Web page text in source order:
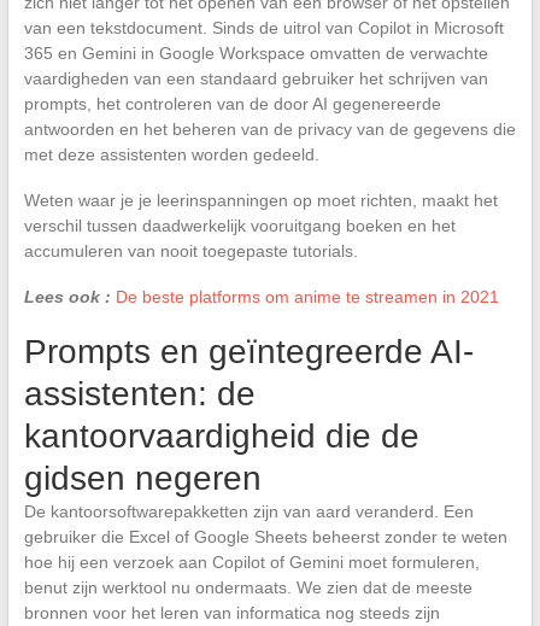
van een tekstdocument. Sinds de uitrol van Copilot in Microsoft
365 en Gemini in Google Workspace omvatten de verwachte
vaardigheden van een standaard gebruiker het schrijven van
prompts, het controleren van de door AI gegenereerde
antwoorden en het beheren van de privacy van de gegevens die
met deze assistenten worden gedeeld.
Weten waar je je leerinspanningen op moet richten, maakt het
verschil tussen daadwerkelijk vooruitgang boeken en het
accumuleren van nooit toegepaste tutorials.
Lees ook : De beste platforms om anime te streamen in 2021
Prompts en geïntegreerde AI-
assistenten: de
kantoorvaardigheid die de
gidsen negeren
De kantoorsoftwarepakketten zijn van aard veranderd. Een
gebruiker die Excel of Google Sheets beheerst zonder te weten
hoe hij een verzoek aan Copilot of Gemini moet formuleren,
benut zijn werktool nu ondermaats. We zien dat de meeste
bronnen voor het leren van informatica nog steeds zijn